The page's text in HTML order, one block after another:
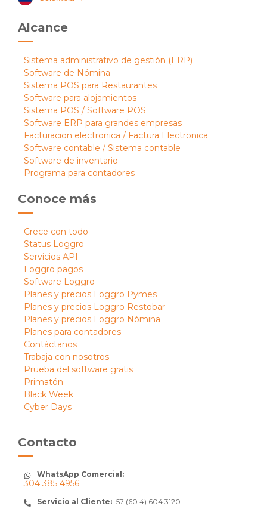
Alcance
Sistema administrativo de gestión (ERP)
Software de Nómina
Sistema POS para Restaurantes
Software para alojamientos
Sistema POS / Software POS
Software ERP para grandes empresas
Facturacion electronica / Factura Electronica
Software contable / Sistema contable
Software de inventario
Programa para contadores
Conoce más
Crece con todo
Status Loggro
Servicios API
Loggro pagos
Software Loggro
Planes y precios Loggro Pymes
Planes y precios Loggro Restobar
Planes y precios Loggro Nómina
Planes para contadores
Contáctanos
Trabaja con nosotros
Prueba del software gratis
Primatón
Black Week
Cyber Days
Contacto
WhatsApp Comercial:
304 385 4956
Servicio al Cliente:+57 (60 4) 604 3120